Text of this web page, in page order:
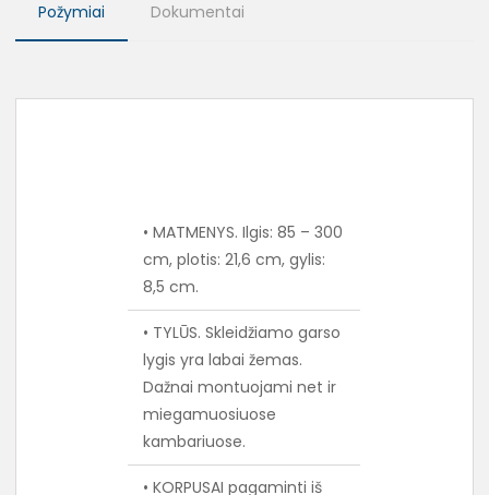
Požymiai Dokumentai
• MATMENYS. Ilgis: 85 – 300
cm, plotis: 21,6 cm, gylis:
8,5 cm.
• TYLŪS. Skleidžiamo garso
lygis yra labai žemas.
Dažnai montuojami net ir
miegamuosiuose
kambariuose.
• KORPUSAI pagaminti iš